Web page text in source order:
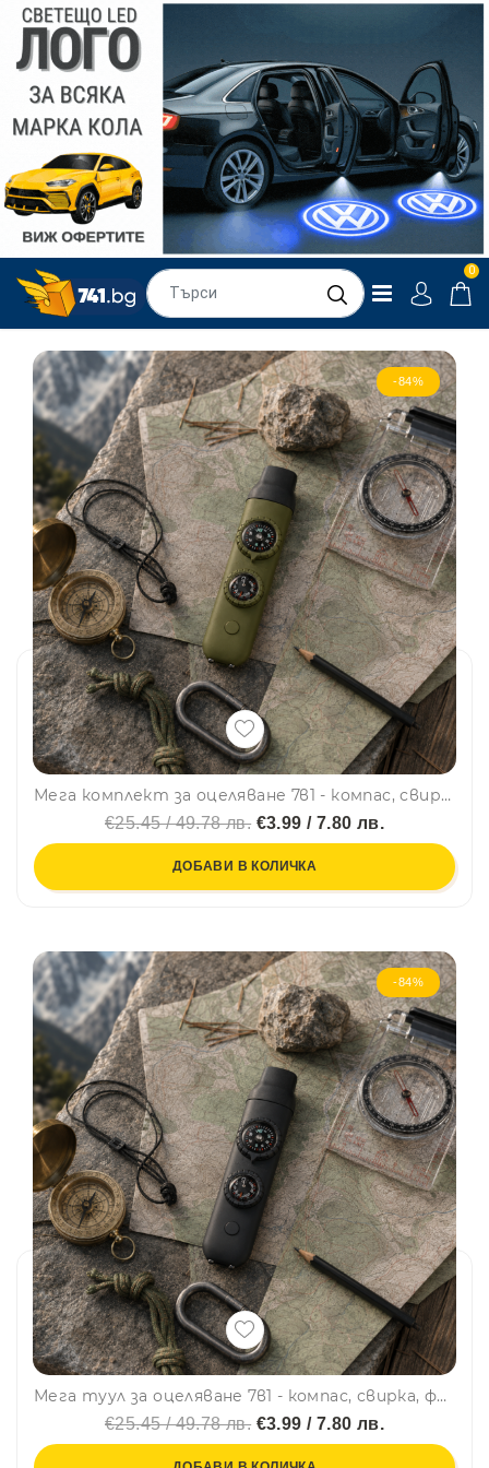
0
-84%
Мега комплект за оцеляване 7в1 - компас, свирка, фенерче, термометър, лупа, сигнално огледало, скрито отделение - GREEN
€25.45 / 49.78 лв. €3.99 / 7.80 лв.
ДОБАВИ В КОЛИЧКА
-84%
Мега туул за оцеляване 7в1 - компас, свирка, фенерче, термометър, лупа, сигнално огледало, скрито отделение - BLACK
€25.45 / 49.78 лв. €3.99 / 7.80 лв.